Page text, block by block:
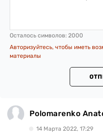
Осталось символов: 2000
Авторизуйтесь, чтобы иметь
материалы
Polomarenko
14 Марта 2022, 17:29